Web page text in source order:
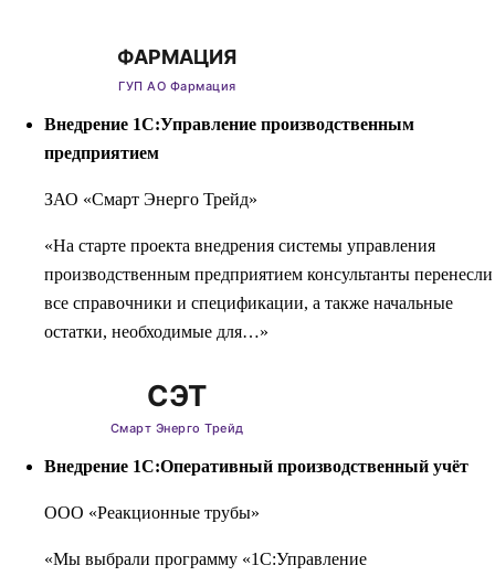
Внедрение 1С:Управление производственным
предприятием
ЗАО «Смарт Энерго Трейд»
«На старте проекта внедрения системы управления
производственным предприятием консультанты перенесли
все справочники и спецификации, а также начальные
остатки, необходимые для…»
Внедрение 1С:Оперативный производственный учёт
ООО «Реакционные трубы»
«Мы выбрали программу «1С:Управление